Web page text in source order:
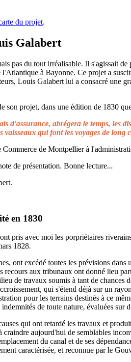
du projet.
Galabert
pas du tout irréalisable. Il s'agissait de
à Bayonne. Ce projet a
Louis Galabert lui a consacré une
son projet, dans une édition de 1830
d'assurance, abrégera le temps, les
vaisseaux qui font les voyages de
de Montpellier à
de présentation. Bonne lecture...
en 1830
pris avec moi les porpriétaires
1828.
ont excédé toutes les prévisions
recours aux tribunaux ont donné lieu
de travaux soumis à tant de
qui s'étend déjà sur un
pour les terrains destinés à ce
de toute nature, évaluées
qui ont retardé les travaux et
aujourd'hui de semblables
du canal et de ses
caractérisée, et reconnue par le